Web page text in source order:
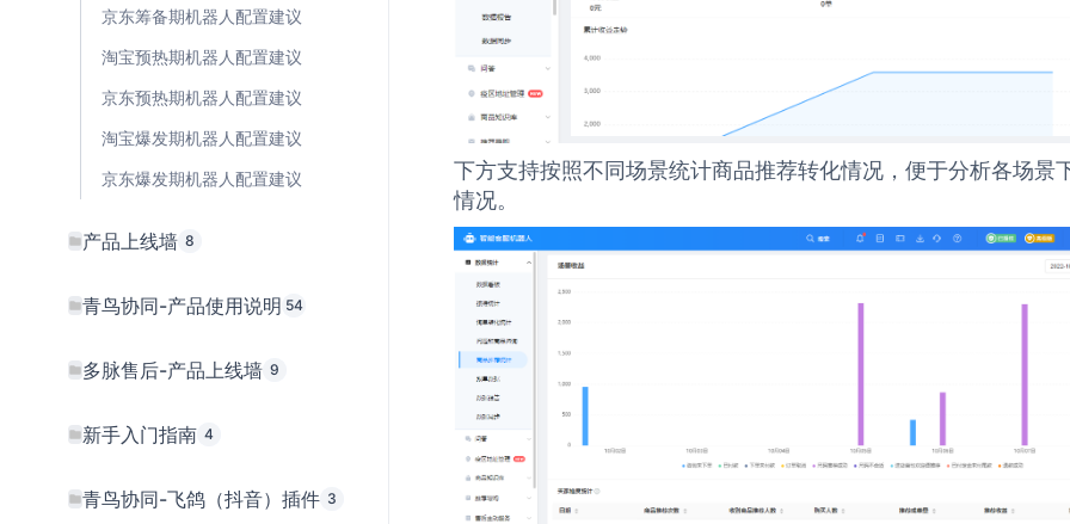
京东筹备期机器人配置建议
淘宝预热期机器人配置建议
京东预热期机器人配置建议
淘宝爆发期机器人配置建议
京东爆发期机器人配置建议
产品上线墙 8
青鸟协同-产品使用说明 54
多脉售后-产品上线墙 9
新手入门指南 4
青鸟协同-飞鸽（抖音）插件 3
下方支持按照不同场景统计商品推荐转化情况，便于分析各场景
情况。